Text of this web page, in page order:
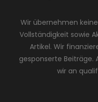
Wir übernehmen
Vollständigkeit sowie
Artikel. Wir
gesponserte Beiträge.
wir an